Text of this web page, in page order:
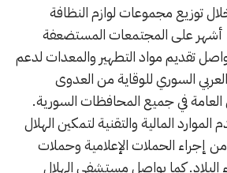
توزيع مجموعات لوازم النظافة
الصحية مقررة لمدة 3 أشهر على المجتمعات المستضعفة
تقديم مواد التطهير والمعدات لدعم
السوري للوقاية من العدوى
العامة في جميع المحافظات السورية.
المالية والتقنية لتمكين الهلال
إجراء الحملات الإعلامية وحملات
البلاد. كما يواصل مستشفى الهلال